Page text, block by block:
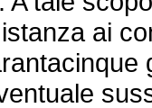
ai